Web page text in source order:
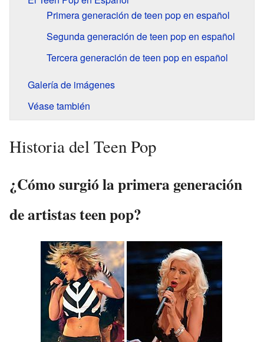
Primera generación de teen pop en español
Segunda generación de teen pop en español
Tercera generación de teen pop en español
Galería de imágenes
Véase también
Historia del Teen Pop
¿Cómo surgió la primera generación
de artistas teen pop?